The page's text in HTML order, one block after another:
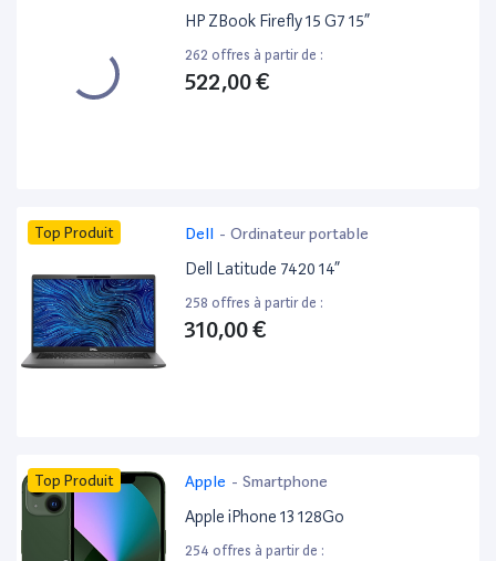
HP ZBook Firefly 15 G7 15”
262 offres à partir de :
522,00 €
Top Produit Dell - Ordinateur portable
Dell Latitude 7420 14”
258 offres à partir de :
310,00 €
Top Produit Apple - Smartphone
Apple iPhone 13 128Go
254 offres à partir de :